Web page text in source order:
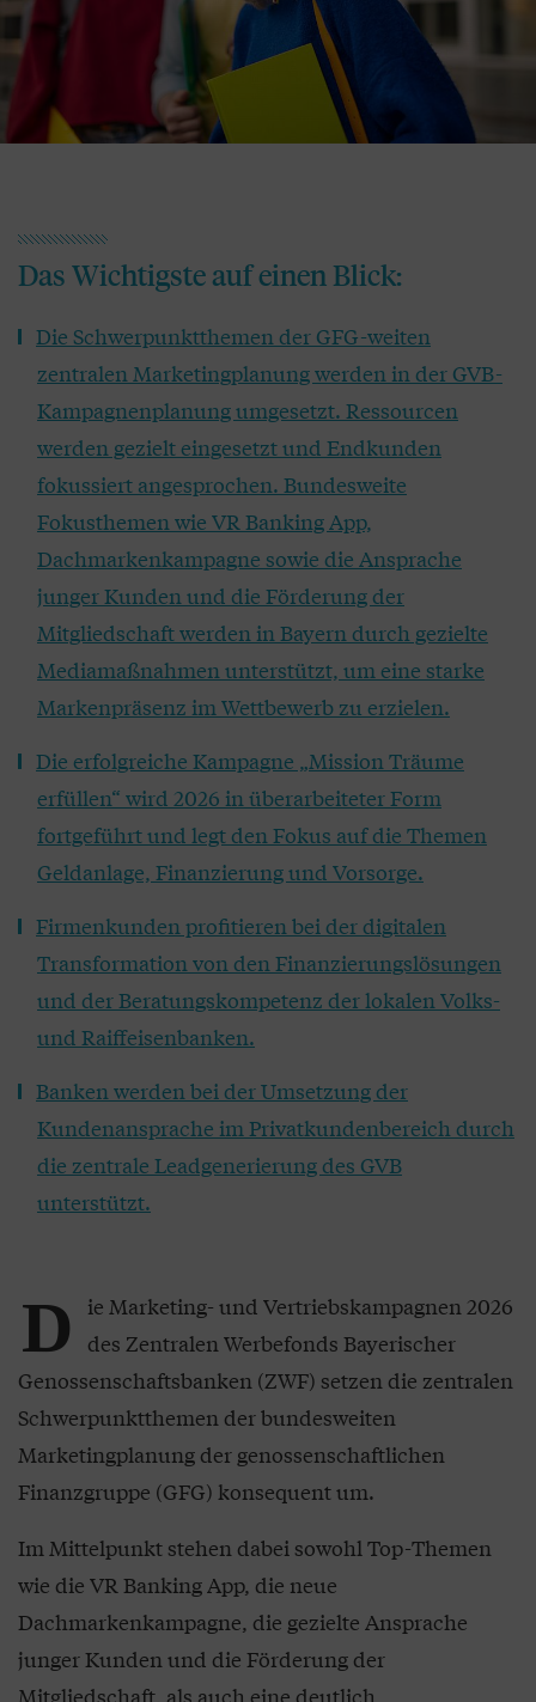
Das Wichtigste auf einen Blick:
Die Schwerpunktthemen der GFG-weiten
zentralen Marketingplanung werden in der GVB-
Kampagnenplanung umgesetzt. Ressourcen
werden gezielt eingesetzt und Endkunden
fokussiert angesprochen. Bundesweite
Fokusthemen wie VR Banking App,
Dachmarkenkampagne sowie die Ansprache
junger Kunden und die Förderung der
Mitgliedschaft werden in Bayern durch gezielte
Mediamaßnahmen unterstützt, um eine starke
Markenpräsenz im Wettbewerb zu erzielen.
Die erfolgreiche Kampagne „Mission Träume
erfüllen“ wird 2026 in überarbeiteter Form
fortgeführt und legt den Fokus auf die Themen
Geldanlage, Finanzierung und Vorsorge.
Firmenkunden profitieren bei der digitalen
Transformation von den Finanzierungslösungen
und der Beratungskompetenz der lokalen Volks-
und Raiffeisenbanken.
Banken werden bei der Umsetzung der
Kundenansprache im Privatkundenbereich durch
die zentrale Leadgenerierung des GVB
unterstützt.
D ie Marketing- und Vertriebskampagnen 2026
des Zentralen Werbefonds Bayerischer
Genossenschaftsbanken (ZWF) setzen die zentralen
Schwerpunktthemen der bundesweiten
Marketingplanung der genossenschaftlichen
Finanzgruppe (GFG) konsequent um.
Im Mittelpunkt stehen dabei sowohl Top-Themen
wie die VR Banking App, die neue
Dachmarkenkampagne, die gezielte Ansprache
junger Kunden und die Förderung der
Mitgliedschaft, als auch eine deutlich